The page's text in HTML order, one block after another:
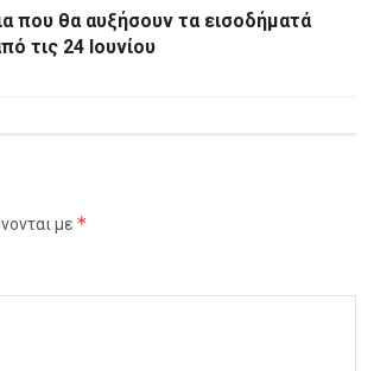
που θα αυξήσουν τα εισοδήματά
τις 24 Ιουνίου
με *